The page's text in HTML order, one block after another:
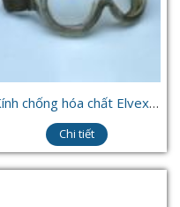
Kính chống hóa chất Elvex-Legionnaire GG 25C
Chi tiết